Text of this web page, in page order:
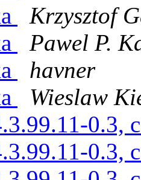
Krzysztof
Pawel P.
havner
Wieslaw
0.3,
0.3,